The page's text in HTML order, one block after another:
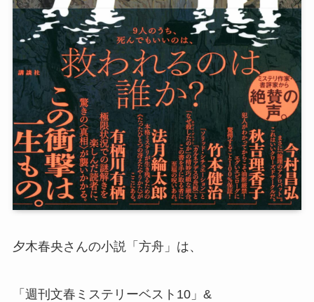
夕木春央さんの小説「方舟」は、
「週刊文春ミステリーベスト10」&